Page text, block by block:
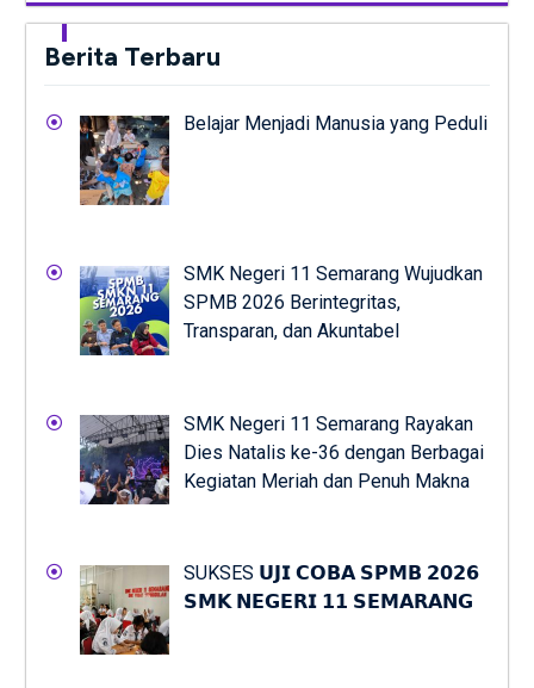
Berita Terbaru
Belajar Menjadi Manusia yang Peduli
SMK Negeri 11 Semarang Wujudkan
SPMB 2026 Berintegritas,
Transparan, dan Akuntabel
SMK Negeri 11 Semarang Rayakan
Dies Natalis ke-36 dengan Berbagai
Kegiatan Meriah dan Penuh Makna
SUKSES 𝗨𝗝𝗜 𝗖𝗢𝗕𝗔 𝗦𝗣𝗠𝗕 𝟮𝟬𝟮𝟲
𝗦𝗠𝗞 𝗡𝗘𝗚𝗘𝗥𝗜 𝟭𝟭 𝗦𝗘𝗠𝗔𝗥𝗔𝗡𝗚